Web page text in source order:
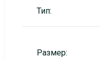
Тип:
Размер: